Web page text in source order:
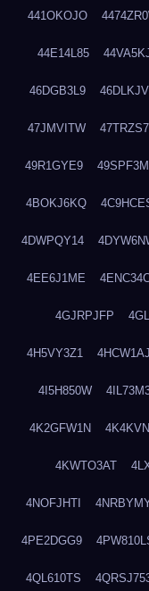
441OKOJO
44E14L85
46DGB3L9
47JMVITW
49R1GYE9
4BOKJ6KQ
4DWPQY14
4EE6J1ME
4GJRPJFP
4H5VY3Z1
4I5H850W
4K2GFW1N
4KWTO3AT
4NOFJHTI
4PE2DGG9
4QL610TS